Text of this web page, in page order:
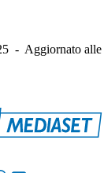
- Aggiornato alle